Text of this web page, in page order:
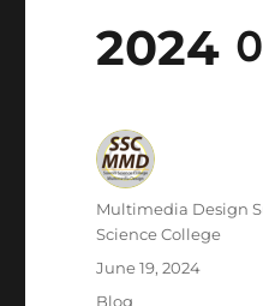
2024
Author
Multimedia Design
Science College
Posted
on
June 19, 2024
Categories
Blog